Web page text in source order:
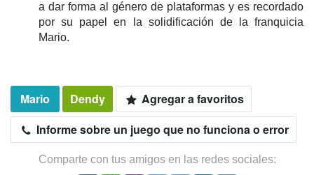
a dar forma al género de plataformas y es recordado
por su papel en la solidificación de la franquicia
Mario.
Mario Dendy
Agregar a favoritos
Informe sobre un juego que no funciona o error
Comparte con tus amigos en las redes sociales: